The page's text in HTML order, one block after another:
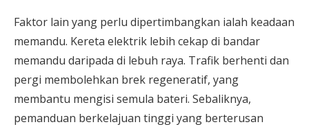
Faktor lain yang perlu dipertimbangkan ialah keadaan
memandu. Kereta elektrik lebih cekap di bandar
memandu daripada di lebuh raya. Trafik berhenti dan
pergi membolehkan brek regeneratif, yang
membantu mengisi semula bateri. Sebaliknya,
pemanduan berkelajuan tinggi yang berterusan